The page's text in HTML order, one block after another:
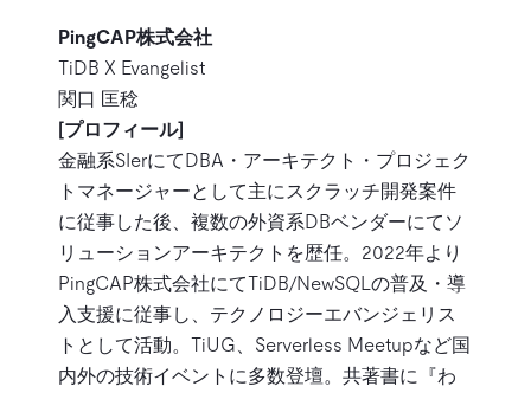
PingCAP株式会社
TiDB X Evangelist
関口 匡稔
[プロフィール]
金融系SIerにてDBA・アーキテクト・プロジェク
トマネージャーとして主にスクラッチ開発案件
に従事した後、複数の外資系DBベンダーにてソ
リューションアーキテクトを歴任。2022年より
PingCAP株式会社にてTiDB/NewSQLの普及・導
入支援に従事し、テクノロジーエバンジェリス
トとして活動。TiUG、Serverless Meetupなど国
内外の技術イベントに多数登壇。共著書に『わ